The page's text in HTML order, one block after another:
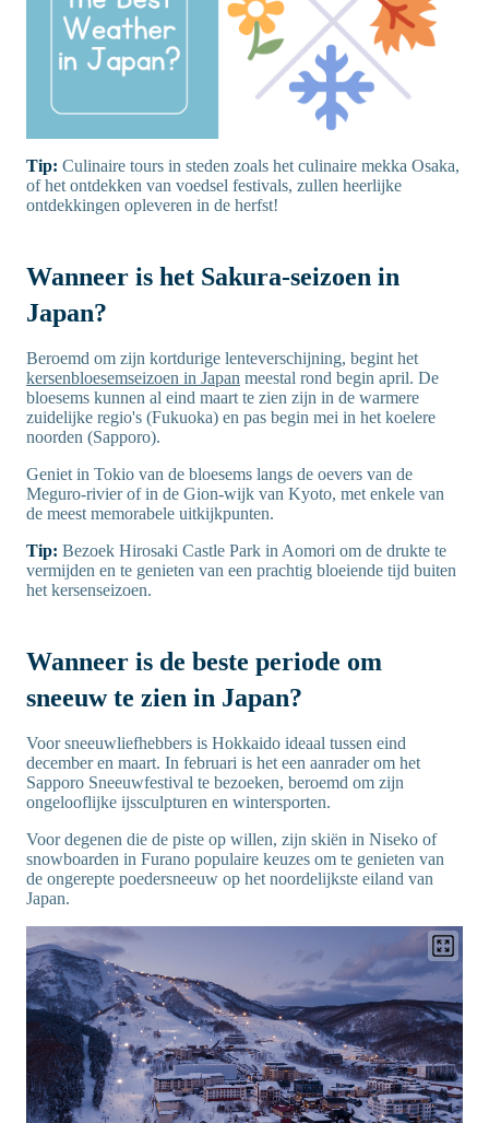
Tip: Culinaire tours in steden zoals het culinaire mekka Osaka,
of het ontdekken van voedsel festivals, zullen heerlijke
ontdekkingen opleveren in de herfst!
Wanneer is het Sakura-seizoen in
Japan?
Beroemd om zijn kortdurige lenteverschijning, begint het
kersenbloesemseizoen in Japan meestal rond begin april. De
bloesems kunnen al eind maart te zien zijn in de warmere
zuidelijke regio's (Fukuoka) en pas begin mei in het koelere
noorden (Sapporo).
Geniet in Tokio van de bloesems langs de oevers van de
Meguro-rivier of in de Gion-wijk van Kyoto, met enkele van
de meest memorabele uitkijkpunten.
Tip: Bezoek Hirosaki Castle Park in Aomori om de drukte te
vermijden en te genieten van een prachtig bloeiende tijd buiten
het kersenseizoen.
Wanneer is de beste periode om
sneeuw te zien in Japan?
Voor sneeuwliefhebbers is Hokkaido ideaal tussen eind
december en maart. In februari is het een aanrader om het
Sapporo Sneeuwfestival te bezoeken, beroemd om zijn
ongelooflijke ijssculpturen en wintersporten.
Voor degenen die de piste op willen, zijn skiën in Niseko of
snowboarden in Furano populaire keuzes om te genieten van
de ongerepte poedersneeuw op het noordelijkste eiland van
Japan.